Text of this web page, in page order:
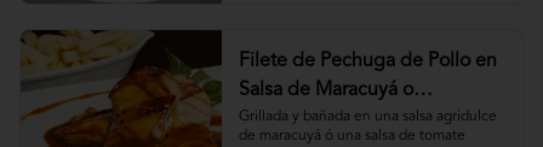
Filete de Pechuga de Pollo en
Salsa de Maracuyá o
Pomodoro
Grillada y bañada en una salsa agridulce
de maracuyá ó una salsa de tomate